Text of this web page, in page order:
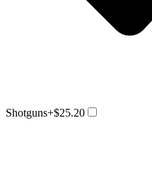
Shotguns+$25.20